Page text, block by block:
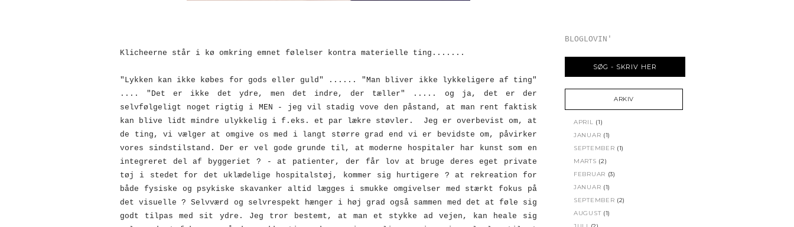
Klicheerne står i kø omkring emnet følelser kontra materielle ting.......
"Lykken kan ikke købes for gods eller guld" ...... "Man bliver ikke lykkeligere af ting"
.... "Det er ikke det ydre, men det indre, der tæller" ..... og ja, det er der
selvfølgeligt noget rigtig i MEN - jeg vil stadig vove den påstand, at man rent faktisk
kan blive lidt mindre ulykkelig i f.eks. et par lækre støvler. Jeg er overbevist om, at
de ting, vi vælger at omgive os med i langt større grad end vi er bevidste om, påvirker
vores sindstilstand. Der er vel gode grunde til, at moderne hospitaler har kunst som en
integreret del af byggeriet ? - at patienter, der får lov at bruge deres eget private
tøj i stedet for det uklædelige hospitalstøj, kommer sig hurtigere ? at rekreation for
både fysiske og psykiske skavanker altid lægges i smukke omgivelser med stærkt fokus på
det visuelle ? Selvværd og selvrespekt hænger i høj grad også sammen med det at føle sig
godt tilpas med sit ydre. Jeg tror bestemt, at man et stykke ad vejen, kan heale sig
BLOGLOVIN'
ARKIV
APRIL
(1)
JANUAR (1)
SEPTEMBER (1)
MARTS (2)
FEBRUAR (3)
JANUAR (1)
SEPTEMBER (2)
AUGUST(1)